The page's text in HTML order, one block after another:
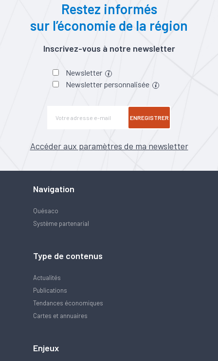
Restez informés
sur l’économie de la région
Inscrivez-vous à notre newsletter
Newsletter
Newsletter personnalisée
ENREGISTRER
Accéder aux paramètres de ma newsletter
Navigation
Quésaco
Système partenarial
Type de contenus
Actualités
Publications
Tendances économiques
Cartes et annuaires
Enjeux